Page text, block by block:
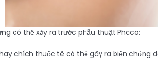
có thể xảy ra trước phẫu thuật Phaco:
chích thuốc tê có thể gây ra biến chứng